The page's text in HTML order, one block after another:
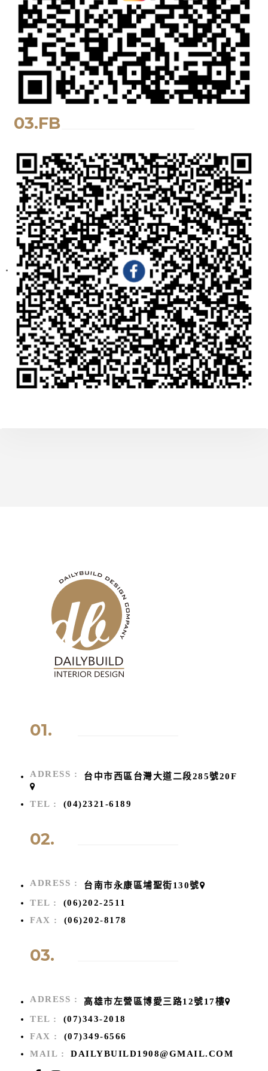
03.FB
01.
ADRESS : 台中市西區台灣大道二段285號20F
TEL : (04)2321-6189
02.
ADRESS :
台南市永康區埔聖街130號
TEL :
(06)202-2511
FAX :
(06)202-8178
03.
ADRESS :
高雄市左營區博愛三路12號17樓
TEL :
(07)343-2018
FAX :
(07)349-6566
MAIL :
DAILYBUILD1908@GMAIL.COM